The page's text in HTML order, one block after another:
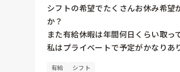
シフトの希望でたくさんお休み希
か？
また有給休暇は年間何日くらい取っ
私はプライベートで予定がかなり
有給 シフト